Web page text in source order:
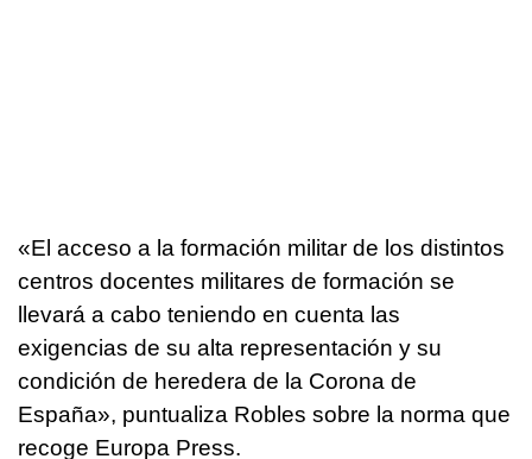
«El acceso a la formación militar de los distintos
centros docentes militares de formación se
llevará a cabo teniendo en cuenta las
exigencias de su alta representación y su
condición de heredera de la Corona de
España», puntualiza Robles sobre la norma que
recoge Europa Press.